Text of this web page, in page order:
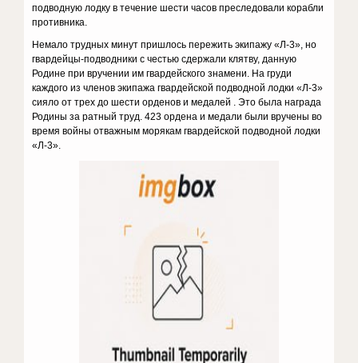
подводную лодку в течение шести часов преследовали корабли
противника.
Немало трудных минут пришлось пережить экипажу «Л-3», но
гвардейцы-подводники с честью сдержали клятву, данную
Родине при вручении им гвардейского знамени. На груди
каждого из членов экипажа гвардейской подводной лодки «Л-3»
сияло от трех до шести орденов и медалей . Это была награда
Родины за ратный труд. 423 ордена и медали были вручены во
время войны отважным морякам гвардейской подводной лодки
«Л-3».